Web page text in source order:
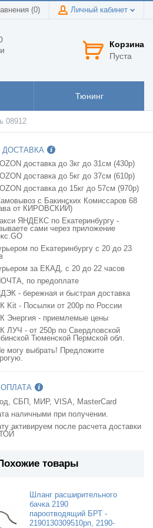
(0) Личный кабинет
Корзина
Пуста
Тюнинг
08912
ДОСТАВКА
доставка до 3кг до 31см (430р)
доставка до 5кг до 37см (610р)
доставка до 15кг до 57см (970р)
с Бакинских Комиссаров 68
от КИРОВСКИЙ)
ЯНДЕКС по Екатеринбургу -
сами через приложение
по Екатеринбургу с 20 до 23
за ЕКАД, с 20 до 22 часов
по предоплате
- бережная и быстрая доставка
Kit - Посылки от 200р по России
Энергия - приемлемые цены
ЛУЧ - от 250р по Свердловской
Тюменской Пермской обл.
могу выбрать! Предложите
ОПЛАТА
СБП, МИР, VISA, MasterCard
наличными при получении.
активируем после расчета доставки
товары
Шланг расширительного
бачка 2190
пароотводящий БРТ -
2190130309510рп, 2190-